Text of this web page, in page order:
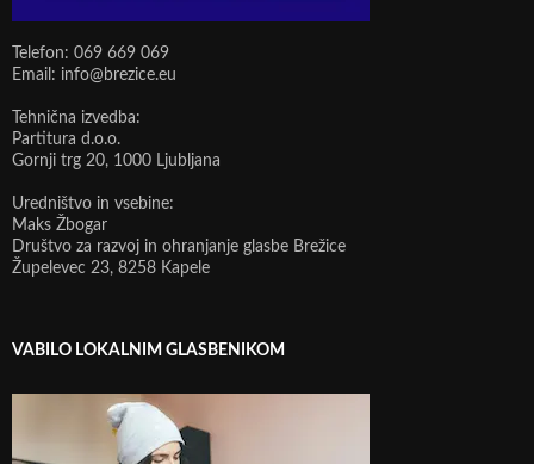
Telefon: 069 669 069
Email: info@brezice.eu
Tehnična izvedba:
Partitura d.o.o.
Gornji trg 20, 1000 Ljubljana
Uredništvo in vsebine:
Maks Žbogar
Društvo za razvoj in ohranjanje glasbe Brežice
Župelevec 23, 8258 Kapele
VABILO LOKALNIM GLASBENIKOM